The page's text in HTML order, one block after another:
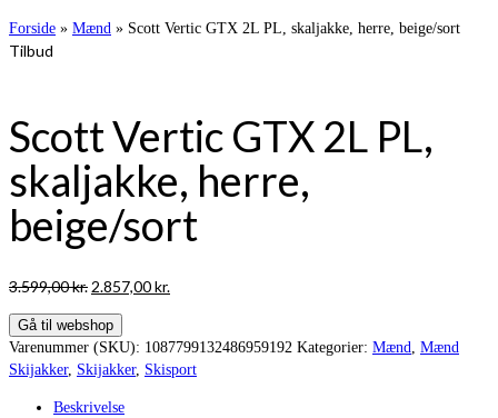
Forside » Mænd » Scott Vertic GTX 2L PL, skaljakke, herre, beige/sort
Tilbud
Scott Vertic GTX 2L PL,
skaljakke, herre,
beige/sort
3.599,00kr. Den
pris
var:
3.599,00 kr..
2.857,00kr.
er:
2.857,00 kr..
Gå til webshop
Varenummer (SKU): 1087799132486959192 Kategorier: Mænd
Mænd
Skijakker, Skijakker, Skisport
Beskrivelse